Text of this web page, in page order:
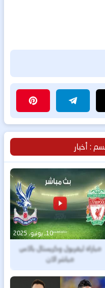
: أخبار
10, يونيو, 2025
مباراة ليفربول وكريستال بالاس
مباشر الان